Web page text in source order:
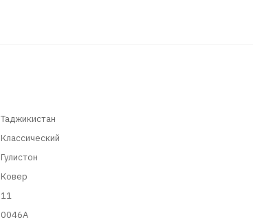
Таджикистан
Классический
Гулистон
Ковер
11
0046A